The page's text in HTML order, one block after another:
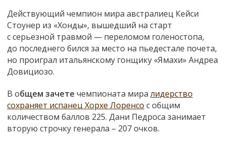
Действующий чемпион мира австралиец Кейси
Стоунер из «Хонды», вышедший на старт
с серьезной травмой — переломом голеностопа,
до последнего бился за место на пьедестале почета,
но проиграл итальянскому гонщику «Ямахи» Андреа
Довициозо.
В общем зачете чемпионата мира лидерство
сохраняет испанец Хорхе Лоренсо с общим
количеством баллов 225. Дани Педроса занимает
вторую строчку генерала – 207 очков.